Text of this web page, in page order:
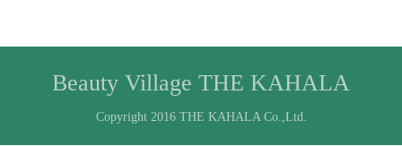
Beauty Village THE KAHALA
Copyright 2016 THE KAHALA Co.,Ltd.